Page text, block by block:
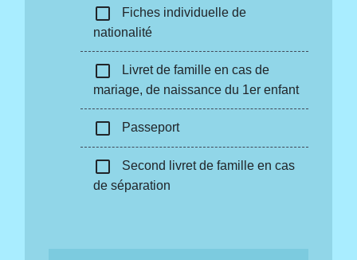
check_box_outline_blank
Fiches individuelle de
nationalité
check_box_outline_blank
Livret de famille en cas de
mariage, de naissance du 1er enfant
check_box_outline_blank Passeport
check_box_outline_blank
Second livret de famille en cas
de séparation